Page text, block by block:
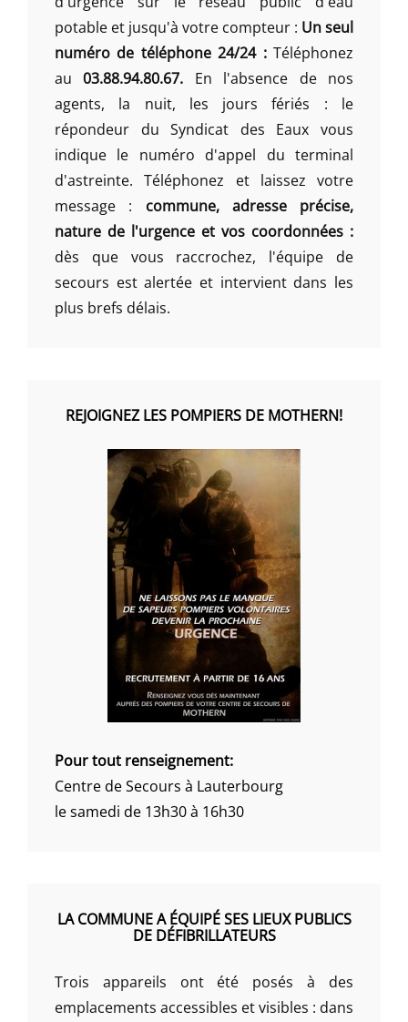
potable et jusqu'à votre compteur : Un seul
numéro de téléphone 24/24 :Téléphonez
au03.88.94.80.67. En l'absence de nos
agents, la nuit, les jours fériés : le
répondeur du Syndicat des Eaux vous
indique le numéro d'appel du terminal
d'astreinte. Téléphonez et laissez votre
message : commune, adresse précise,
nature de l'urgence et vos coordonnées :
dès que vous raccrochez, l'équipe de
secours est alertée et intervient dans les
plus brefs délais.
REJOIGNEZ LES POMPIERS DE MOTHERN!
Pour tout renseignement:
Centre de Secours à Lauterbourg
le samedi de 13h30 à 16h30
LA COMMUNE A ÉQUIPÉ SES LIEUX PUBLICS
DE DÉFIBRILLATEURS
Trois appareils ont été posés à des
emplacements accessibles et visibles : dans